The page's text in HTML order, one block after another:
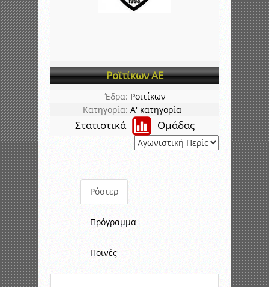
Ροϊτίκων ΑΕ
Έδρα: Ροιτίκων
Κατηγορία: Α' κατηγορία
Στατιστικά Ομάδας
Ρόστερ
Πρόγραμμα
Ποινές